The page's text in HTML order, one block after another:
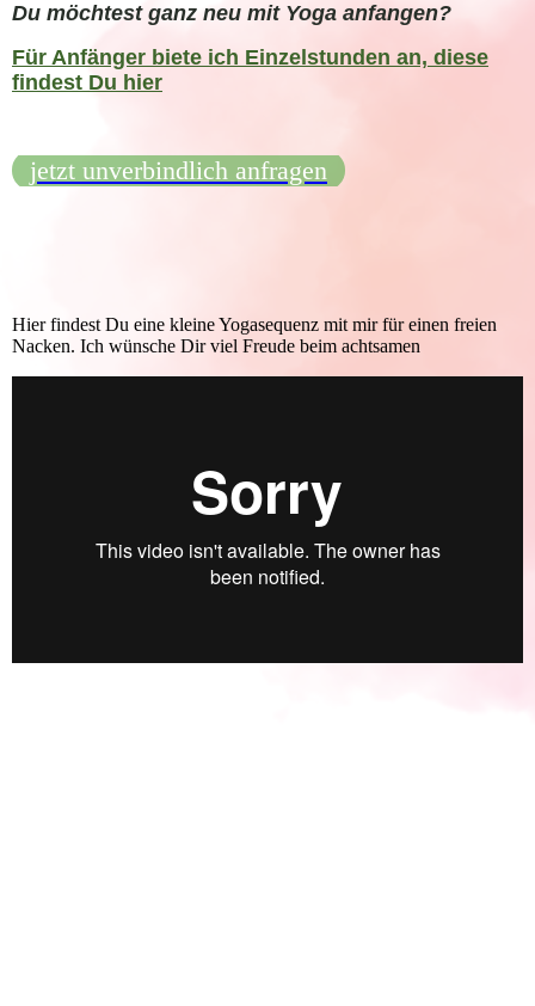
Du möchtest ganz neu mit Yoga anfangen?
Für Anfänger biete ich Einzelstunden an, diese
findest Du hier
jetzt unverbindlich anfragen
Hier findest Du eine kleine Yogasequenz mit mir für einen freien
Nacken. Ich wünsche Dir viel Freude beim achtsamen